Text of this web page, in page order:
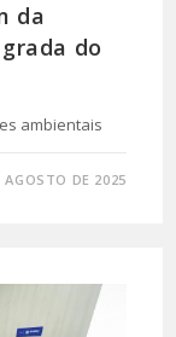
da
do
ambientais
AGOSTO DE 2025